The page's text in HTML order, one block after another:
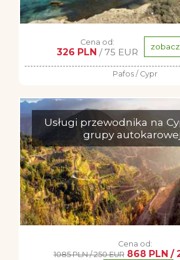
Cena od:
326 PLN / 75 EUR
Pafos / Cypr
Usługi przewodnika na
grupy autokarowej
Cena od:
1085 PLN / 250 EUR 868 PLN /